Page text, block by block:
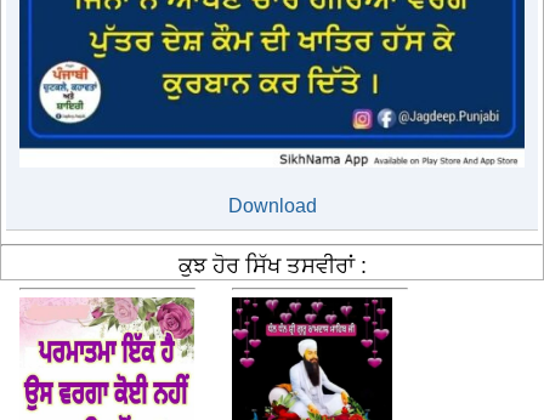
Download
ਕੁਝ ਹੋਰ ਸਿੱਖ ਤਸਵੀਰਾਂ :